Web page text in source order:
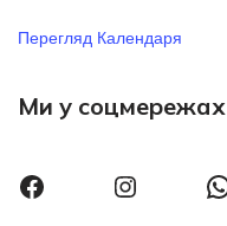
Перегляд Календаря
Ми у соцмережах